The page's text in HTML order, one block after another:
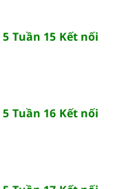
Tuần 15 Kết nối
Tuần 16 Kết nối